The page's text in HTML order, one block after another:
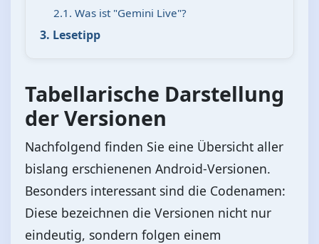
2.1. Was ist "Gemini Live"?
3. Lesetipp
Tabellarische Darstellung
der Versionen
Nachfolgend finden Sie eine Übersicht aller
bislang erschienenen Android-Versionen.
Besonders interessant sind die Codenamen:
Diese bezeichnen die Versionen nicht nur
eindeutig, sondern folgen einem